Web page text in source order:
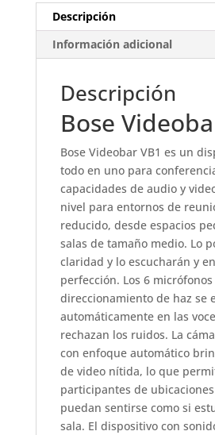
Descripción
Información adicional
Descripción
Bose
Bose Videobar VB1 es un
todo en uno para
capacidades de audio y
nivel para entornos de
reducido, desde espacios
salas de tamaño medio. Lo
claridad y lo escucharán y
perfección. Los 6 micrófonos
direccionamiento de haz se
automáticamente en las
rechazan los ruidos. La
con enfoque automático
de video nítida, lo que
participantes de
puedan sentirse como si
sala. El dispositivo con